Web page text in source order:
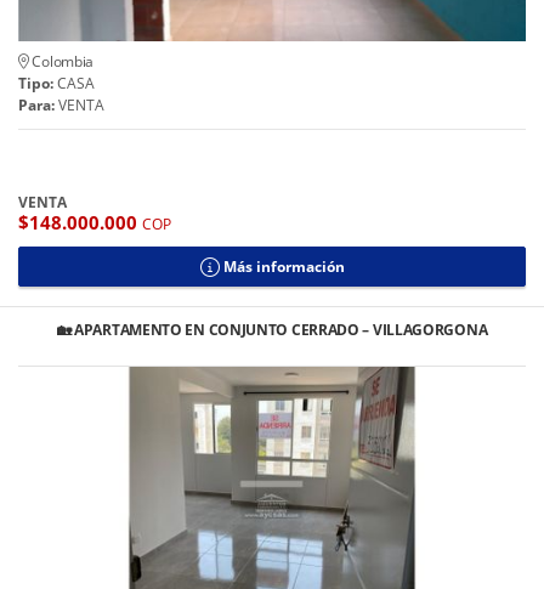
Colombia
Tipo:CASA
Para:VENTA
VENTA
$148.000.000 COP
Más información
🏡 APARTAMENTO EN CONJUNTO CERRADO – VILLAGORGONA